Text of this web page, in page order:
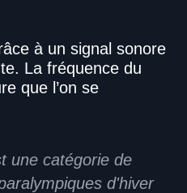
à un signal sonore
La fréquence du
que l’on se
une catégorie de
d'hiver